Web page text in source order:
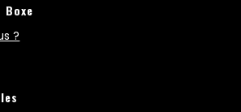
Boxe
?